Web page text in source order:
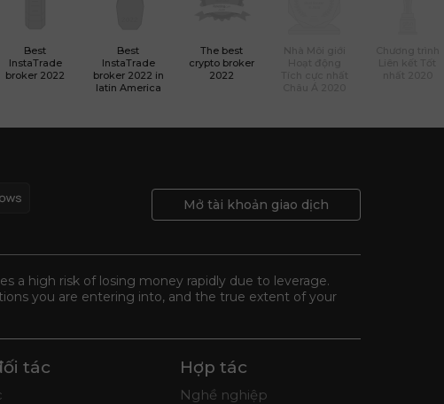
Best
InstaTrade
broker 2022
Best
InstaTrade
broker 2022 in
latin America
The best
crypto broker
2022
Mở tài khoản giao dịch
a high risk of losing money rapidly due to leverage.
you are entering into, and the true extent of your
tác Hợp tác
Nghề nghiệp